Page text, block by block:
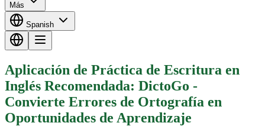
Más
Spanish
Aplicación de Práctica de Escritura en
Inglés Recomendada: DictoGo -
Convierte Errores de Ortografía en
Oportunidades de Aprendizaje